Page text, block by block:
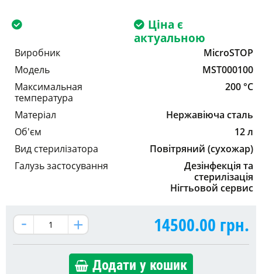
Ціна є
актуальною
Виробник
MicroSTOP
Модель
MST000100
Максимальная
температура
200 °C
Матеріал
Нержавіюча сталь
Об'єм
12 л
Вид стерилізатора
Повітряний (сухожар)
Галузь застосування
Дезінфекція та
стерилізація
Нігтьовой сервис
14500.00 грн.
Додати у кошик